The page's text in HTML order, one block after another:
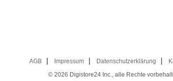
AGB Impressum Datenschutzerklärung
© 2026 Digistore24 Inc., alle Rechte